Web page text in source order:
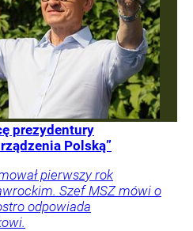
prezydentury
Polską”
pierwszy rok
Szef MSZ mówi o
odpowiada